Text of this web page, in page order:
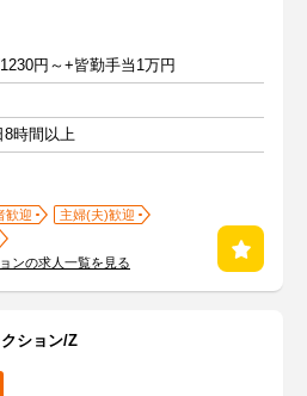
円～+皆勤手当1万円
8時間以上
歓迎
主婦(夫)歓迎
ンの求人一覧を見る
ション/Z